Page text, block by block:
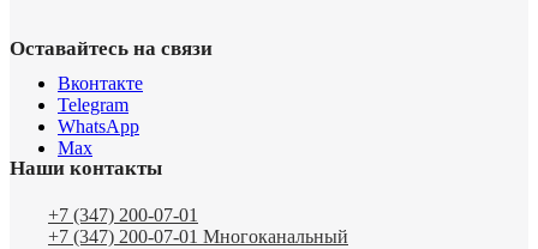
Оставайтесь на связи
Вконтакте
Telegram
WhatsApp
Max
Наши контакты
+7 (347) 200-07-01
+7 (347) 200-07-01 Многоканальный